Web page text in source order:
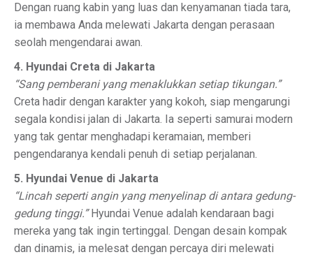
Dengan ruang kabin yang luas dan kenyamanan tiada tara,
ia membawa Anda melewati Jakarta dengan perasaan
seolah mengendarai awan.
4. Hyundai Creta di Jakarta
“Sang pemberani yang menaklukkan setiap tikungan.”
Creta hadir dengan karakter yang kokoh, siap mengarungi
segala kondisi jalan di Jakarta. Ia seperti samurai modern
yang tak gentar menghadapi keramaian, memberi
pengendaranya kendali penuh di setiap perjalanan.
5. Hyundai Venue di Jakarta
“Lincah seperti angin yang menyelinap di antara gedung-
gedung tinggi.”Hyundai Venue adalah kendaraan bagi
mereka yang tak ingin tertinggal. Dengan desain kompak
dan dinamis, ia melesat dengan percaya diri melewati